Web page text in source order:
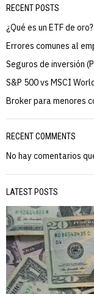
RECENT POSTS
¿Qué es un ETF de
Errores comunes al
Seguros de inversión
S&P 500 vs MSCI
Broker para menores
RECENT COMMENTS
No hay comentarios
LATEST POSTS